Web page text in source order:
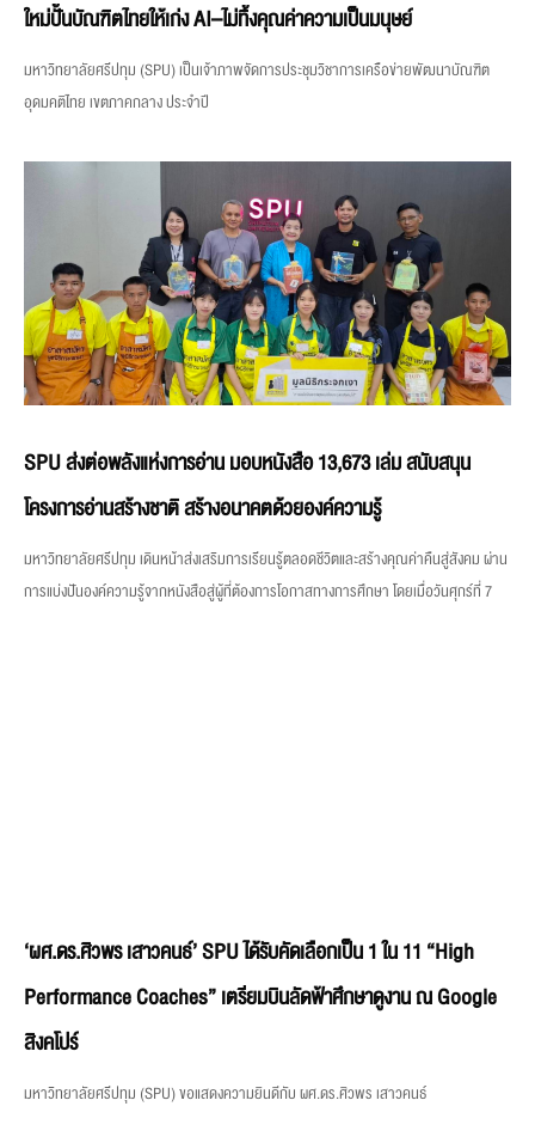
ใหม่ปั้นบัณฑิตไทยให้เก่ง AI–ไม่ทิ้งคุณค่าความเป็นมนุษย์
มหาวิทยาลัยศรีปทุม (SPU) เป็นเจ้าภาพจัดการประชุมวิชาการเครือข่ายพัฒนาบัณฑิต
อุดมคติไทย เขตภาคกลาง ประจำปี
SPU ส่งต่อพลังแห่งการอ่าน มอบหนังสือ 13,673 เล่ม สนับสนุน
โครงการอ่านสร้างชาติ สร้างอนาคตด้วยองค์ความรู้
มหาวิทยาลัยศรีปทุม เดินหน้าส่งเสริมการเรียนรู้ตลอดชีวิตและสร้างคุณค่าคืนสู่สังคม ผ่าน
การแบ่งปันองค์ความรู้จากหนังสือสู่ผู้ที่ต้องการโอกาสทางการศึกษา โดยเมื่อวันศุกร์ที่ 7
‘ผศ.ดร.ศิวพร เสาวคนธ์’ SPU ได้รับคัดเลือกเป็น 1 ใน 11 “High
Performance Coaches” เตรียมบินลัดฟ้าศึกษาดูงาน ณ Google
สิงคโปร์
มหาวิทยาลัยศรีปทุม (SPU) ขอแสดงความยินดีกับ ผศ.ดร.ศิวพร เสาวคนธ์